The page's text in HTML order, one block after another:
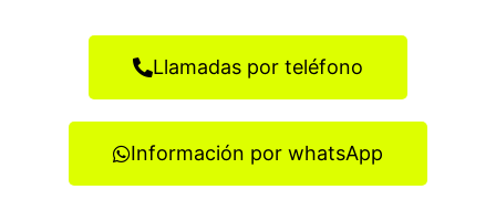
Llamadas por teléfono
Información por whatsApp